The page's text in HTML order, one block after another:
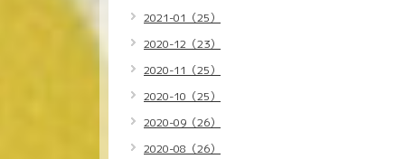
2021-01（25）
2020-12（23）
2020-11（25）
2020-10（25）
2020-09（26）
2020-08（26）